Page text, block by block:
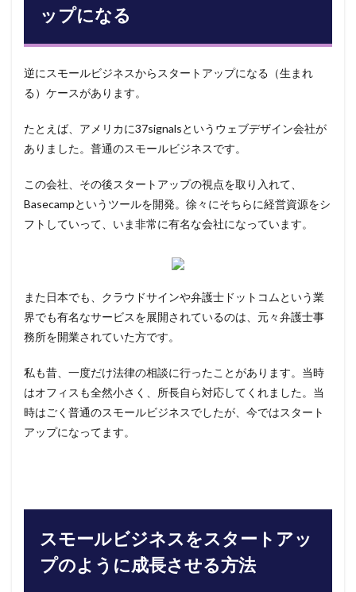
ップになる
逆にスモールビジネスからスタートアップになる（生まれ
る）ケースがあります。
たとえば、アメリカに37signalsというウェブデザイン会社が
ありました。普通のスモールビジネスです。
この会社、その後スタートアップの視点を取り入れて、
Basecampというツールを開発。徐々にそちらに経営資源をシ
フトしていって、いま非常に有名な会社になっています。
また日本でも、クラウドサインや弁護士ドットコムという業
界でも有名なサービスを展開されているのは、元々弁護士事
務所を開業されていた方です。
私も昔、一度だけ法律の相談に行ったことがあります。当時
はオフィスも全然小さく、所長自ら対応してくれました。当
時はごく普通のスモールビジネスでしたが、今ではスタート
アップになってます。
スモールビジネスをスタートアッ
プのように成長させる方法